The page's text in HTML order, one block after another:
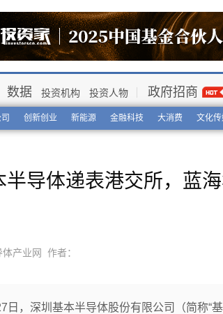
创新创业 新能源 金融科技 大消费 文化
数据 投资机构 投资人物 政府招商
导体递表港交所，蓝
体产业网 作者：
日，深圳基本半导体股份有限公司（简称“